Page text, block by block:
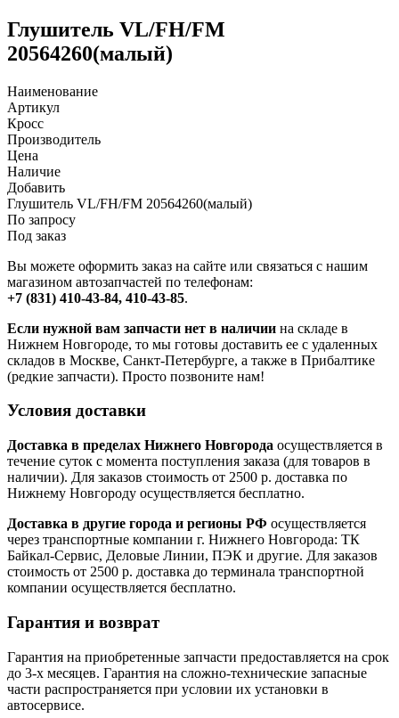
Глушитель VL/FH/FM
20564260(малый)
Наименование
Артикул
Кросс
Производитель
Цена
Наличие
Добавить
Глушитель VL/FH/FM 20564260(малый)
По запросу
Под заказ
Вы можете оформить заказ на сайте или связаться с нашим
магазином автозапчастей по телефонам:
+7 (831) 410-43-84, 410-43-85.
Если нужной вам запчасти нет в наличии на складе в
Нижнем Новгороде, то мы готовы доставить ее с удаленных
складов в Москве, Санкт-Петербурге, а также в Прибалтике
(редкие запчасти). Просто позвоните нам!
Условия доставки
Доставка в пределах Нижнего Новгорода осуществляется в
течение суток с момента поступления заказа (для товаров в
наличии). Для заказов стоимость от 2500 р. доставка по
Нижнему Новгороду осуществляется бесплатно.
Доставка в другие города и регионы РФ осуществляется
через транспортные компании г. Нижнего Новгорода: ТК
Байкал-Сервис, Деловые Линии, ПЭК и другие. Для заказов
стоимость от 2500 р. доставка до терминала транспортной
компании осуществляется бесплатно.
Гарантия и возврат
Гарантия на приобретенные запчасти предоставляется на срок
до 3-х месяцев. Гарантия на сложно-технические запасные
части распространяется при условии их установки в
автосервисе.